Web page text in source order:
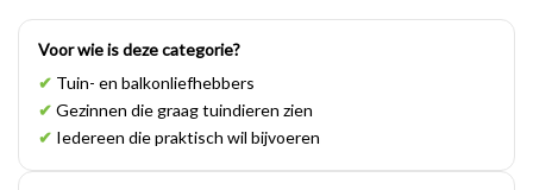
Voor wie is deze categorie?
✔ Tuin- en balkonliefhebbers
✔ Gezinnen die graag tuindieren zien
✔ Iedereen die praktisch wil bijvoeren